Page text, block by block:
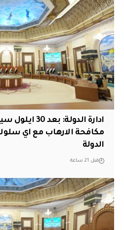
ادارة الدولة:
مكافحة الارهاب مع اي
الدولة
قبل 21 ساعة